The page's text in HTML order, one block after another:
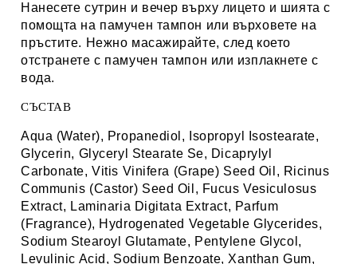
Нанесете сутрин и вечер върху лицето и шията с
помощта на памучен тампон или върховете на
пръстите. Нежно масажирайте, след което
отстранете с памучен тампон или изплакнете с
вода.
СЪСТАВ
Aqua (Water), Propanediol, Isopropyl Isostearate,
Glycerin, Glyceryl Stearate Se, Dicaprylyl
Carbonate, Vitis Vinifera (Grape) Seed Oil, Ricinus
Communis (Castor) Seed Oil, Fucus Vesiculosus
Extract, Laminaria Digitata Extract, Parfum
(Fragrance), Hydrogenated Vegetable Glycerides,
Sodium Stearoyl Glutamate, Pentylene Glycol,
Levulinic Acid, Sodium Benzoate, Xanthan Gum,